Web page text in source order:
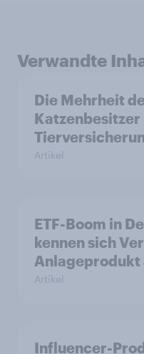
Verwandte
Die Mehrheit
Katzenbesitzer
Artikel
ETF-Boom in
kennen sich
Anlageprodukt
Artikel
Influencer-